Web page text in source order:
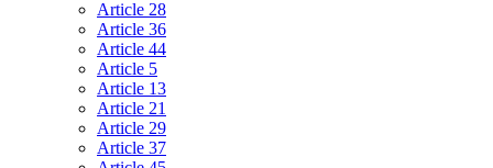
Article 28
Article 36
Article 44
Article 5
Article 13
Article 21
Article 29
Article 37